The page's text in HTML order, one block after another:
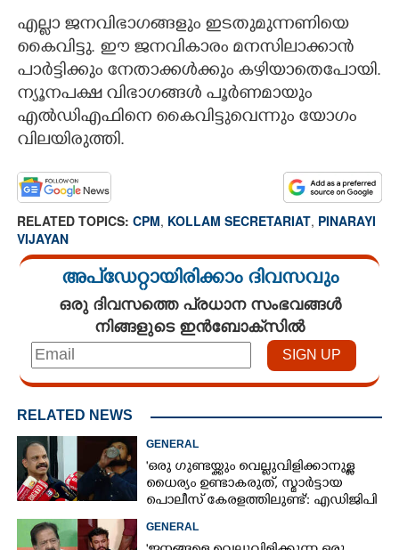
എല്ലാ ജനവിഭാഗങ്ങളും ഇടതുമുന്നണിയെ
കൈവിട്ടു. ഈ ജനവികാരം മനസിലാക്കാൻ
പാർട്ടിക്കും നേതാക്കൾക്കും കഴിയാതെപോയി.
ന്യൂനപക്ഷ വിഭാഗങ്ങൾ പൂർണമായും
എൽഡിഎഫിനെ കൈവിട്ടുവെന്നും യോഗം
വിലയിരുത്തി.
RELATED TOPICS: CPM, KOLLAM SECRETARIAT, PINARAYI
VIJAYAN
അപ്ഡേറ്റായിരിക്കാം ദിവസവും
ഒരു ദിവസത്തെ പ്രധാന സംഭവങ്ങൾ
നിങ്ങളുടെ ഇൻബോക്സിൽ
RELATED NEWS
GENERAL
'ഒരു ഗുണ്ടയ്ക്കും വെല്ലുവിളിക്കാനുള്ള
ധൈര്യം ഉണ്ടാകരുത്, സ്മാർട്ടായ
പൊലീസ് കേരളത്തിലുണ്ട്': എഡിജിപി
GENERAL